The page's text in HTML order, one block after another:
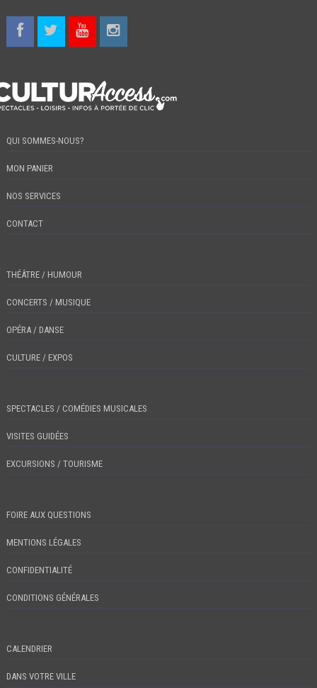
QUI SOMMES-NOUS?
MON PANIER
NOS SERVICES
CONTACT
THÉÂTRE / HUMOUR
CONCERTS / MUSIQUE
OPÉRA / DANSE
CULTURE / EXPOS
SPECTACLES / COMÉDIES MUSICALES
VISITES GUIDÉES
EXCURSIONS / TOURISME
FOIRE AUX QUESTIONS
MENTIONS LÉGALES
CONFIDENTIALITÉ
CONDITIONS GÉNÉRALES
CALENDRIER
DANS VOTRE VILLE